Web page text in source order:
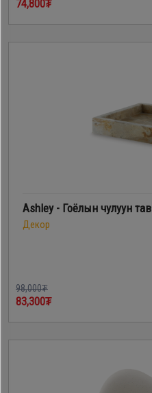
74,800₮
Ashley - Гоёлын чулуун
Декор
98,000₮
83,300₮